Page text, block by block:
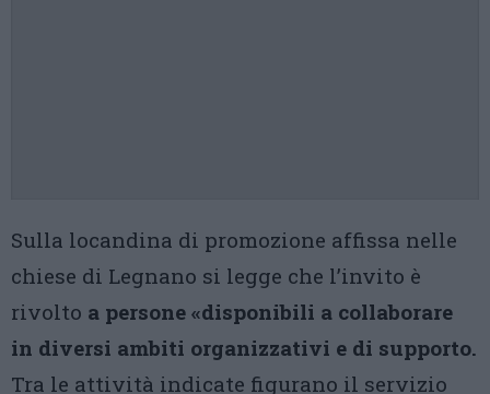
Sulla locandina di promozione affissa nelle
chiese di Legnano si legge che l’invito è
rivolto a persone «disponibili a collaborare
in diversi ambiti organizzativi e di supporto.
Tra le attività indicate figurano il servizio